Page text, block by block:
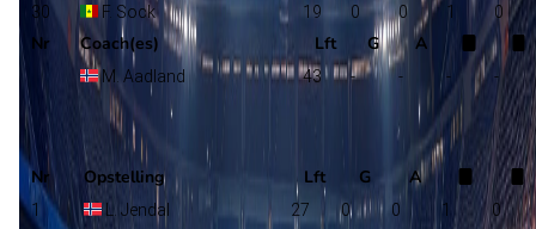
30
F. Sock 19 0 0 1 0
Nr Coach(es) Lft G A
M. Aadland 43 - - - -
Sogndal
Selectie
Nr Opstelling Lft G A
1 L. Jendal 27 0 0 1
0